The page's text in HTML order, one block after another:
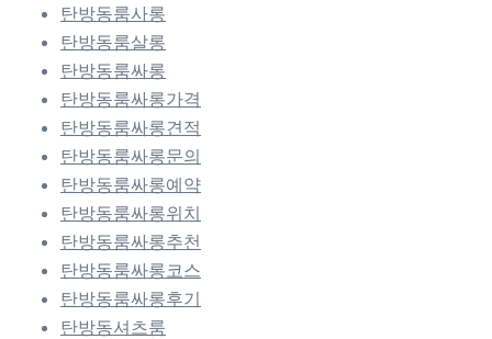
탄방동룸사롱
탄방동룸살롱
탄방동룸싸롱
탄방동룸싸롱가격
탄방동룸싸롱견적
탄방동룸싸롱문의
탄방동룸싸롱예약
탄방동룸싸롱위치
탄방동룸싸롱추천
탄방동룸싸롱코스
탄방동룸싸롱후기
탄방동셔츠룸